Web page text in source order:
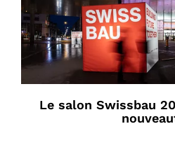
Le salon Swissbau